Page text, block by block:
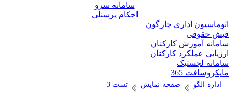
سامانه سرو
احکام پرسنلی
اداری چارگون
حقوقی
آموزش کارکنان
عملکرد کارکنان
لجستیک
365
اداره الگو صفحه نمایش تست 3